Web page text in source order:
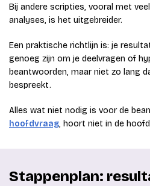
Bij andere scripties, vooral met
analyses, is het uitgebreider.
Een praktische richtlijn is: je
genoeg zijn om je deelvragen of
beantwoorden, maar niet zo lang
bespreekt.
Alles wat niet nodig is voor de
hoofdvraag, hoort niet in de
Stappenplan: